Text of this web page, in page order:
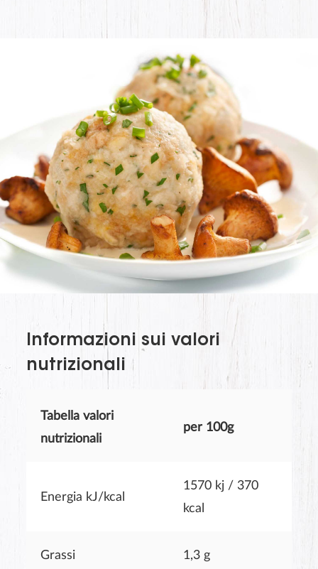
Informazioni sui valori
nutrizionali
Tabella valori
nutrizionali
per 100g
Energia kJ/kcal
1570 kj / 370
kcal
Grassi 1,3 g
Valutazione del prodotto
INVIA